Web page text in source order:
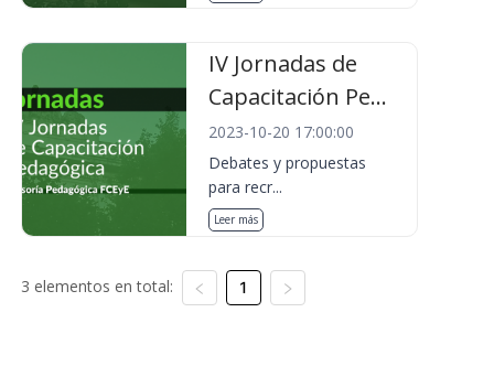
IV Jornadas de
Capacitación Pe...
2023-10-20 17:00:00
Debates y propuestas
para recr...
Leer más
3 elementos en total: 1